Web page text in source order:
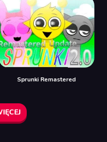
Sprunki Remastered